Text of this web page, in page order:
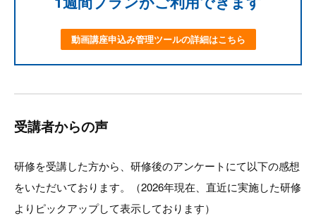
動画講座申込み管理ツールの詳細はこちら
受講者からの声
研修を受講した方から、研修後のアンケートにて以下の感想
をいただいております。（2026年現在、直近に実施した研修
よりピックアップして表示しております）